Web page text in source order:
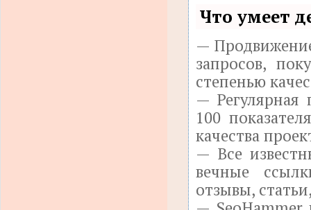
Что умеет
—
запросов,
степенью
— Регулярная
100
качества
— Все
вечные
отзывы,